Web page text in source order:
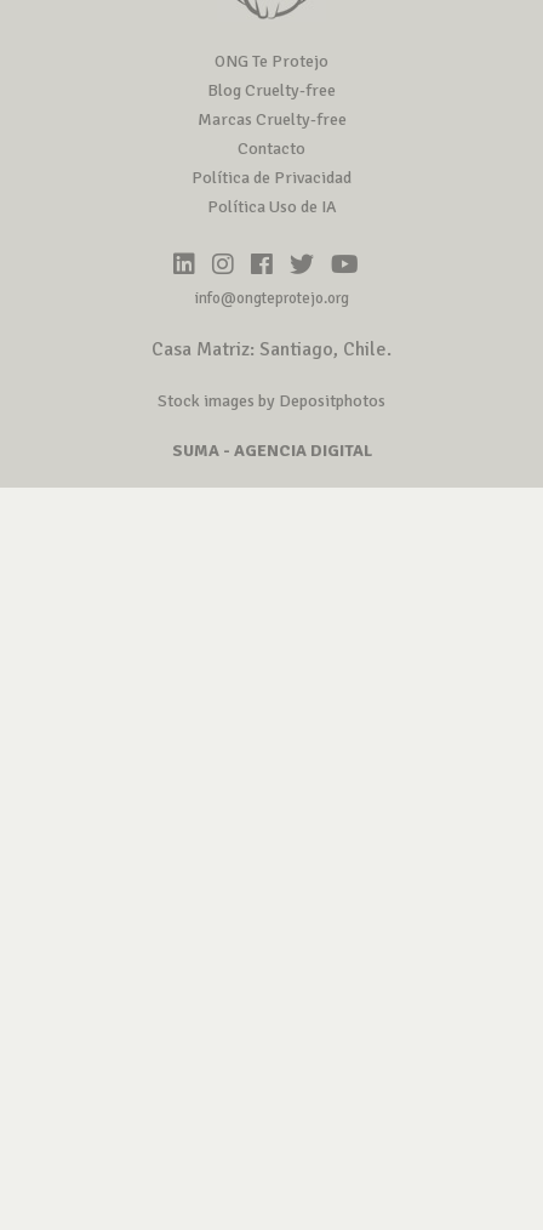
ONG Te Protejo
Blog Cruelty-free
Marcas Cruelty-free
Contacto
Política de Privacidad
Política Uso de IA
info@ongteprotejo.org
Casa Matriz: Santiago, Chile.
Stock images by Depositphotos
SUMA - AGENCIA DIGITAL